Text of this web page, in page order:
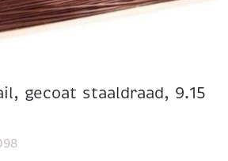
gecoat staaldraad, 9.15